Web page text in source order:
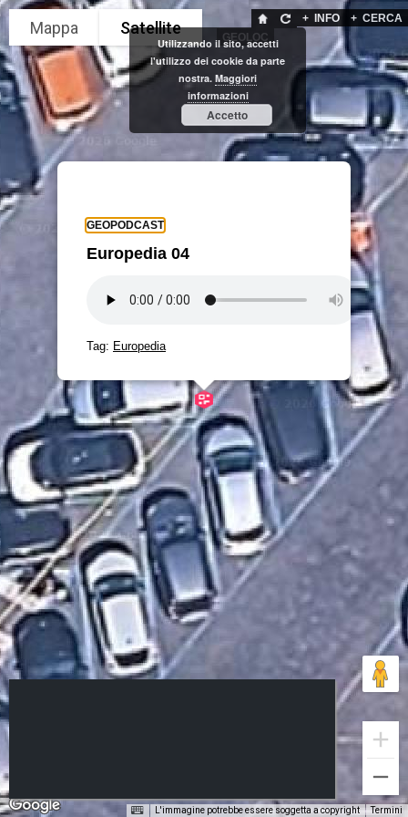
+ CERCA
+ INFO
GEOLOC
Utilizzando il sito, accetti
l'utilizzo dei cookie da parte
nostra. Maggiori
informazioni
Accetto